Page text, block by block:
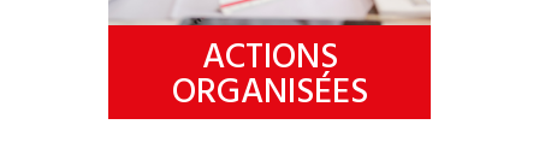
ACTIONS
ORGANISÉES